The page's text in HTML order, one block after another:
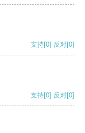
支持[0] 反对[0]
支持[0] 反对[0]